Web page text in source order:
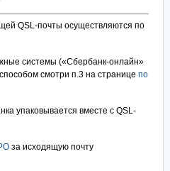
QSL-почты осуществляются по
системы («Сбербанк-онлайн»
смотри п.3 на странице по
упаковывается вместе с QSL-
за исходящую почту